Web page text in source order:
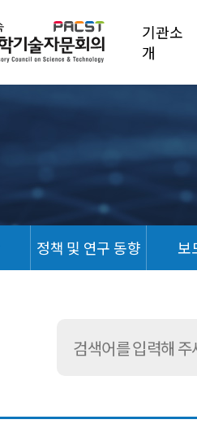
기관소
개
정책 및 연구 동향 보